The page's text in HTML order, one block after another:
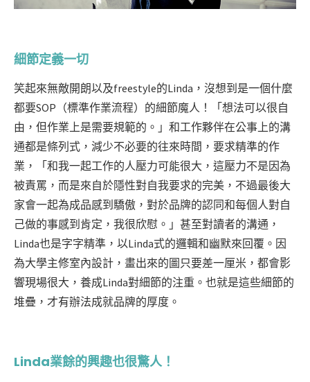
細節定義一切
笑起來無敵開朗以及freestyle的Linda，沒想到是一個什麼
都要SOP（標準作業流程）的細節魔人！「想法可以很自
由，但作業上是需要規範的。」和工作夥伴在公事上的溝
通都是條列式，減少不必要的往來時間，要求精準的作
業，「和我一起工作的人壓力可能很大，這壓力不是因為
被責罵，而是來自於隱性對自我要求的完美，不過最後大
家會一起為成品感到驕傲，對於品牌的認同和每個人對自
己做的事感到肯定，我很欣慰。」甚至對讀者的溝通，
Linda也是字字精準，以Linda式的邏輯和幽默來回覆。因
為大學主修室內設計，畫出來的圖只要差一厘米，都會影
響現場很大，養成Linda對細節的注重。也就是這些細節的
堆疊，才有辦法成就品牌的厚度。
Linda業餘的興趣也很驚人！